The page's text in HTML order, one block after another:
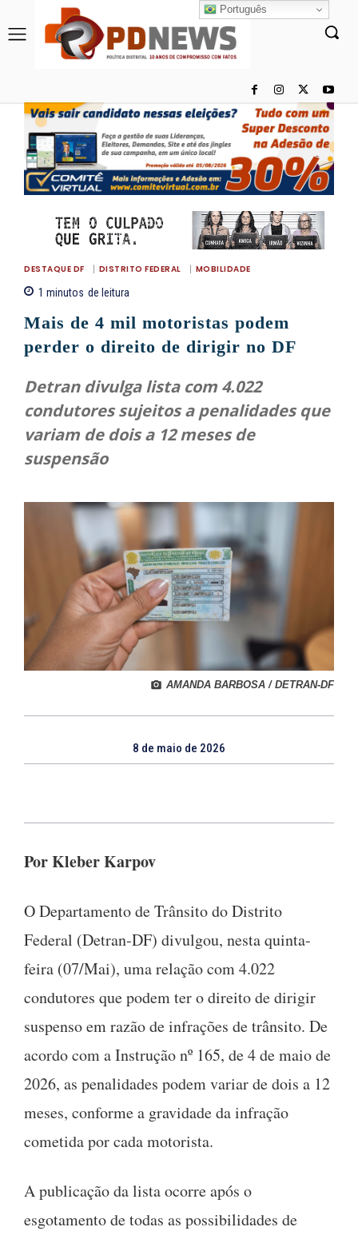
DESTAQUE DF DISTRITO FEDERAL MOBILIDADE
1 minutos de leitura
Mais de 4 mil motoristas podem
perder o direito de dirigir no DF
Detran divulga lista com 4.022
condutores sujeitos a penalidades que
variam de dois a 12 meses de
suspensão
AMANDA BARBOSA / DETRAN-DF
8 de maio de 2026
Por Kleber Karpov
O Departamento de Trânsito do Distrito
Federal (Detran-DF) divulgou, nesta quinta-
feira (07/Mai), uma relação com 4.022
condutores que podem ter o direito de dirigir
suspenso em razão de infrações de trânsito. De
acordo com a Instrução nº 165, de 4 de maio de
2026, as penalidades podem variar de dois a 12
meses, conforme a gravidade da infração
cometida por cada motorista.
A publicação da lista ocorre após o
esgotamento de todas as possibilidades de
Português